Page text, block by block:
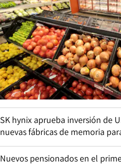
SK hynix aprueba inversión de
nuevas fábricas de memoria
Nuevos pensionados en el